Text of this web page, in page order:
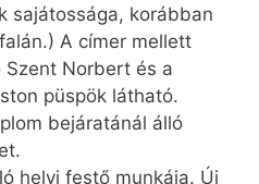
sajátossága, korábban
A címer mellett
Norbert és a
püspök látható.
bejáratánál álló
helyi festő munkája. Új